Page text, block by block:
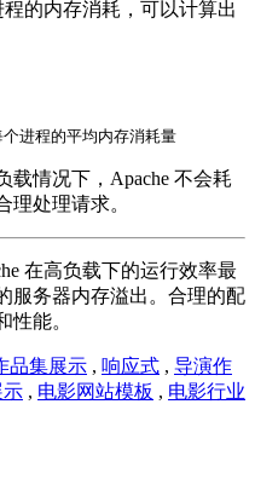
的内存消耗，可以计算出
进程的平均内存消耗量
载情况下，Apache 不会耗
理处理请求。
在高负载下的运行效率最
服务器内存溢出。合理的配
性能。
品集展示 , 响应式 , 导演作
示 , 电影网站模板 , 电影行业